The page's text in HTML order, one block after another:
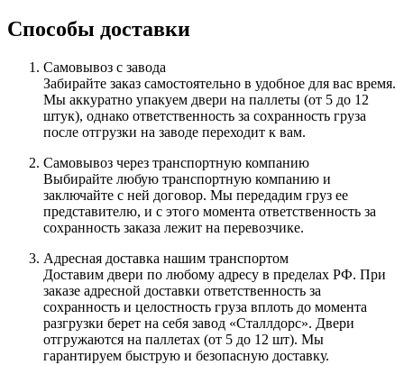
Способы доставки
Самовывоз с завода
Забирайте заказ самостоятельно в удобное для вас время.
Мы аккуратно упакуем двери на паллеты (от 5 до 12
штук), однако ответственность за сохранность груза
после отгрузки на заводе переходит к вам.
Самовывоз через транспортную компанию
Выбирайте любую транспортную компанию и
заключайте с ней договор. Мы передадим груз ее
представителю, и с этого момента ответственность за
сохранность заказа лежит на перевозчике.
Адресная доставка нашим транспортом
Доставим двери по любому адресу в пределах РФ. При
заказе адресной доставки ответственность за
сохранность и целостность груза вплоть до момента
разгрузки берет на себя завод «Сталлдорс». Двери
отгружаются на паллетах (от 5 до 12 шт). Мы
гарантируем быструю и безопасную доставку.